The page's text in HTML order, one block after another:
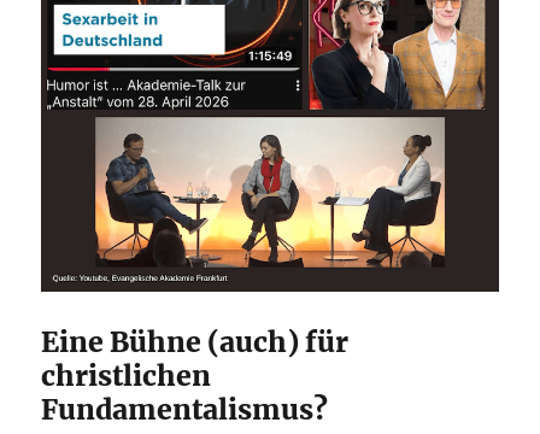
Eine Bühne (auch) für
christlichen
Fundamentalismus?